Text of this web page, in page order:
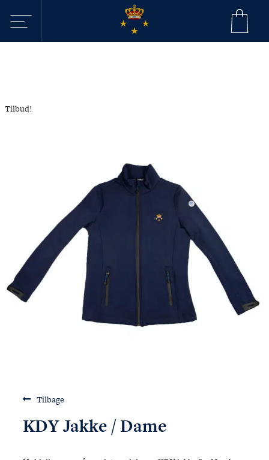
Webcam - Byggeri
Nyheder
KDYAfdelinger
Event Sailing
Talent & Elite
Onboard
Partnere
Tilbud!
Tilbage
KDY Jakke / Dame